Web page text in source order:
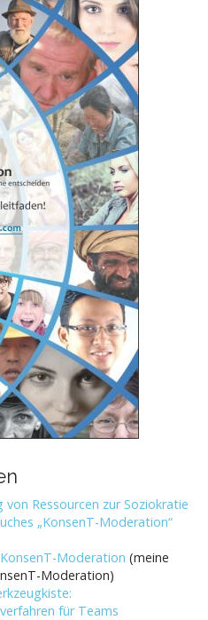
Ressourcen zur Soziokratie
„KonsenT-Moderation“
Moderation (meine
Moderation)
für Teams